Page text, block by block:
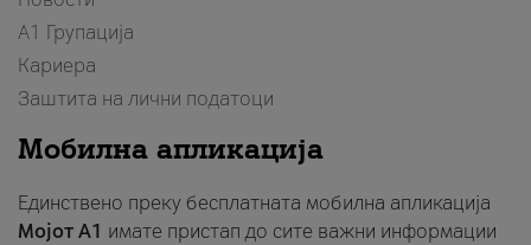
А1 Групација
Кариера
Заштита на лични податоци
Мобилна апликација
Единствено преку бесплатната мобилна апликација
Мојот A1 имате пристап до сите важни информации